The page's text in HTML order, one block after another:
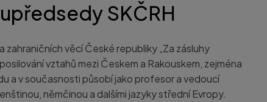
SKČRH
věcí České republiky „Za zásluhy
vztahů mezi Českem a Rakouskem, zejména
a v současnosti působí jako profesor a vedoucí
němčinou a dalšími jazyky střední Evropy.